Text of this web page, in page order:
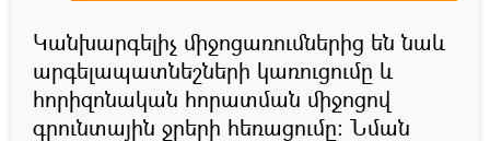
Կանխարգելիչ միջոցառումներից են նաև
արգելապատնեշների կառուցումը և
հորիզոնական հորատման միջոցով
գրունտային ջրերի հեռացումը: Նման